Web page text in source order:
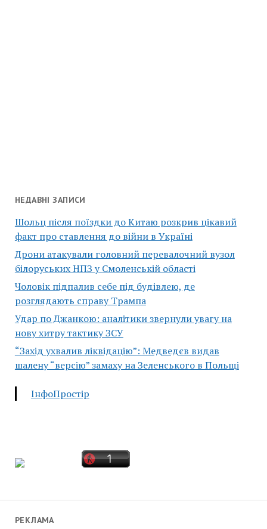
НЕДАВНІ ЗАПИСИ
Шольц після поїздки до Китаю розкрив цікавий
факт про ставлення до війни в Україні
Дрони атакували головний перевалочний вузол
білоруських НПЗ у Смоленській області
Чоловік підпалив себе під будівлею, де
розглядають справу Трампа
Удар по Джанкою: аналітики звернули увагу на
нову хитру тактику ЗСУ
“Захід ухвалив ліквідацію”: Медведєв видав
шалену “версію” замаху на Зеленського в Польщі
ІнфоПростір
РЕКЛАМА